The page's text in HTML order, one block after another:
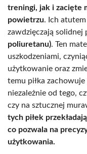
treningi, jak i zacięte
powietrzu. Ich
zawdzięczają solidnej
poliuretanu). Ten
uszkodzeniami,
użytkowanie oraz
temu piłka
niezależnie od tego,
czy na sztucznej
tych piłek
co pozwala na
użytkowania.